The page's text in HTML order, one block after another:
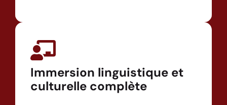
Immersion linguistique et
culturelle complète